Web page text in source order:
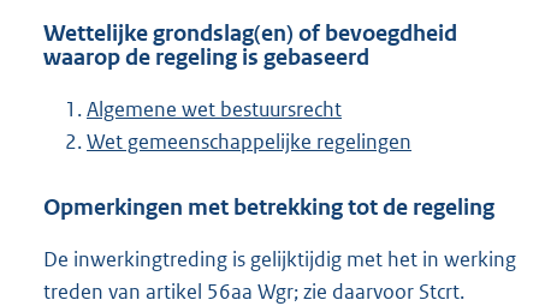
Wettelijke grondslag(en) of bevoegdheid
waarop de regeling is gebaseerd
Algemene wet bestuursrecht
Wet gemeenschappelijke regelingen
Opmerkingen met betrekking tot de regeling
De inwerkingtreding is gelijktijdig met het in werking
treden van artikel 56aa Wgr; zie daarvoor Stcrt.